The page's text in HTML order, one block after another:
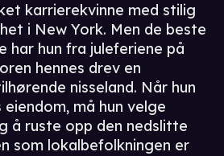
karrierekvinne med stilig
i New York. Men de beste
har hun fra juleferiene på
hennes drev en
nisseland. Når hun
må hun velge
å ruste opp den nedslitte
som lokalbefolkningen er